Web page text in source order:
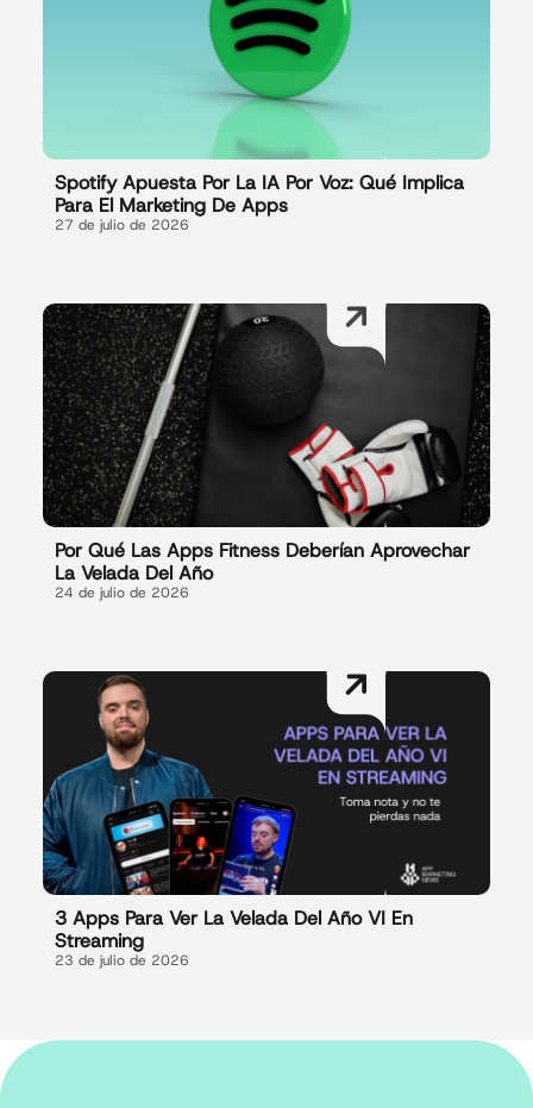
Spotify Apuesta Por La IA Por Voz: Qué Implica
Para El Marketing De Apps
27 de julio de 2026
Por Qué Las Apps Fitness Deberían Aprovechar
La Velada Del Año
24 de julio de 2026
3 Apps Para Ver La Velada Del Año VI En
Streaming
23 de julio de 2026